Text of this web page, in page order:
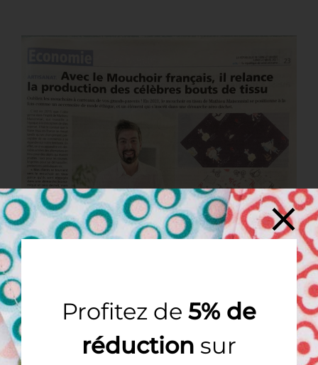
Le Mouchoir Français dans le journal La
République de Seine et Marne
consacre un article Dans sa rubrique économie, le
journal présente [...]
Profitez de 5% de
réduction sur